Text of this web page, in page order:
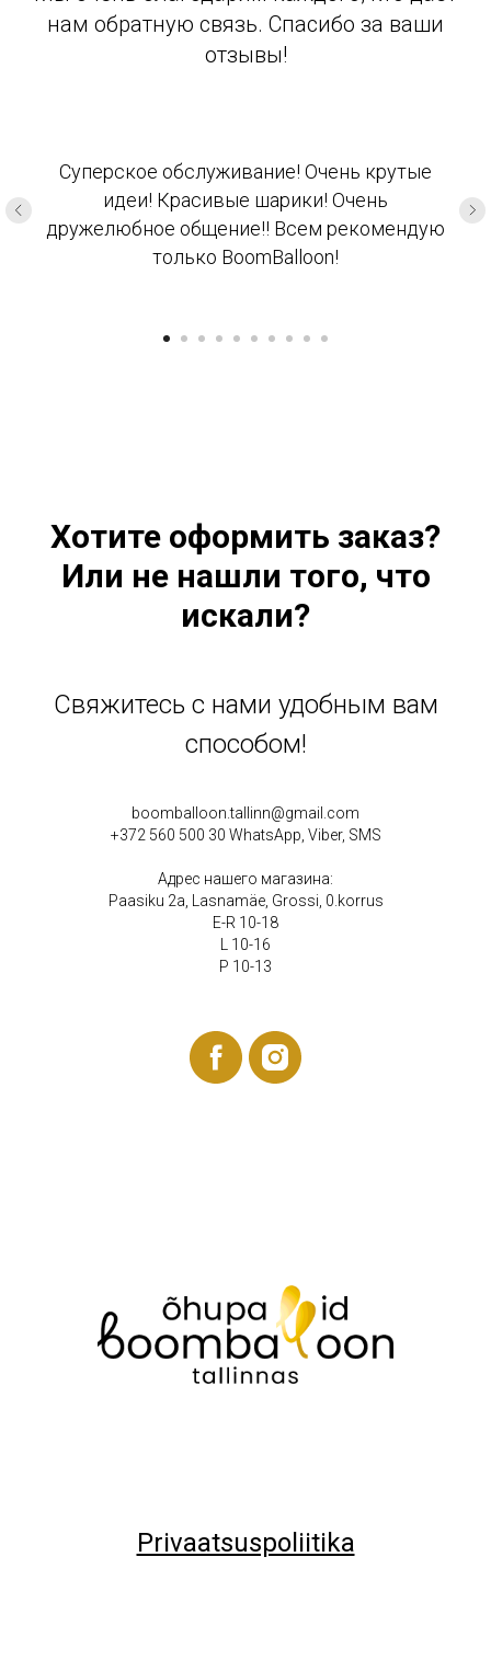
нам обратную связь. Спасибо за ваши
отзывы!
Суперское обслуживание! Очень крутые
идеи! Красивые шарики! Очень
дружелюбное общение!! Всем рекомендую
только BoomBalloon!
Хотите оформить заказ?
Или не нашли того, что
искали?
Свяжитесь с нами удобным вам
способом!
boomballoon.tallinn@gmail.com
+372 560 500 30 WhatsApp, Viber, SMS
Адрес нашего магазина:
Paasiku 2a, Lasnamäe, Grossi, 0.korrus
E-R 10-18
L 10-16
P 10-13
Privaatsuspoliitika